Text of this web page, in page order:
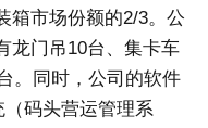
箱市场份额的2/3。公
龙门吊10台、集卡车
。同时，公司的软件
码头营运管理系